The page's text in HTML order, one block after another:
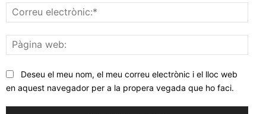
web:
Deseu el meu nom, el meu correu electrònic i el lloc web
en aquest navegador per a la propera vegada que ho faci.